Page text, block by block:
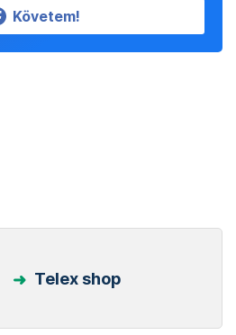
Követem!
Telex shop